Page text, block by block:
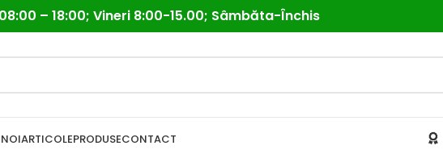
– 18:00; Vineri 8:00-15.00; Sâmbăta-Închis
NOIARTICOLEPRODUSECONTACT